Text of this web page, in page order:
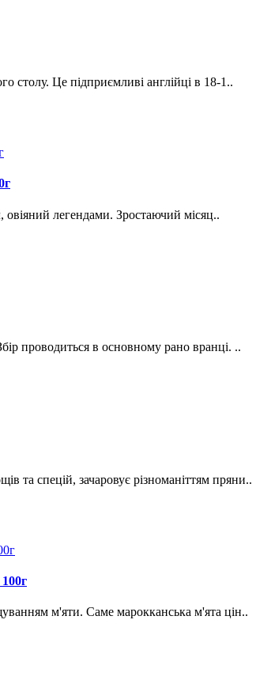
столу. Це підприємливі англійці в 18-1..
овіяний легендами. Зростаючий місяц..
проводиться в основному рано вранці. ..
та спецій, зачаровує різноманіттям пряни..
м'яти. Саме марокканська м'ята цін..